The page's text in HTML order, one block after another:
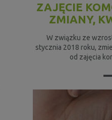
ZAJĘCIE
ZMIANY,
W związku ze
stycznia 2018 roku,
od zajęcia